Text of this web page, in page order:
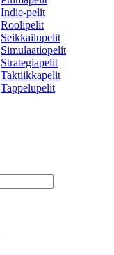
Indie-pelit
Roolipelit
Seikkailupelit
Simulaatiopelit
Strategiapelit
Taktiikkapelit
Tappelupelit